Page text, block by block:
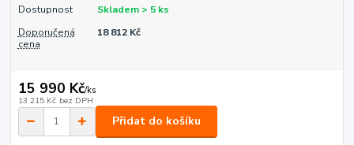
Dostupnost
Skladem > 5 ks
Doporučená
cena
18 812 Kč
15 990 Kč/ks
13 215 Kč bez DPH
Přidat do košíku